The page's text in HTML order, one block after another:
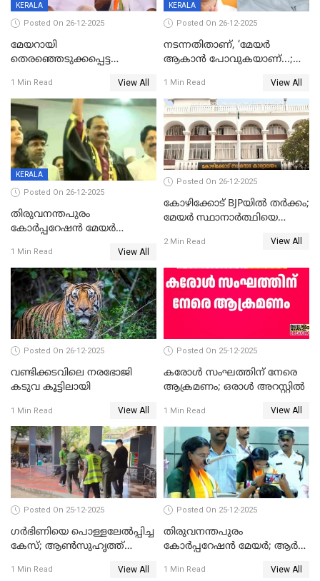
KERALA
Posted On 26-12-2025
മേയറായി
തെരഞ്ഞെടുക്കപ്പെട്ട
ആദ്യ വോട്ട് അസാധു; കണ്ണൂർ
ഡെപ്യൂട്ടി മേയർ സ്ഥാനത്ത്
താഹിറിന് വിജയം
1 Min Read View All
KERALA
Posted On 26-12-2025
നടന്നതിതാണ്, ‘മേയർ
ആകാൻ പോവുകയാണ്...;
മുഖ്യമന്ത്രിയുടെ ഓഫീസ്
തന്നെ വിശദീകരിയ്ക്കുന്നു;
സത്യമിതാണ്
1 Min Read View All
KERALA
Posted On 26-12-2025
തിരുവനന്തപുരം
കോര്‍പ്പറേഷന്‍ മേയര്‍
ഹൈക്കോടതിയിലേക്ക്;
സത്യപ്രതിജ്ഞ ചടങ്ങില്‍
ചട്ടലംഘനമെന്ന് പാർട്ടി
1 Min Read View All
Posted On 26-12-2025
കോഴിക്കോട് BJPയിൽ തർക്കം;
മേയർ സ്ഥാനാർത്ഥിയെ
2 Min Read View All
Posted On 26-12-2025
വണ്ടിക്കടവിലെ നരഭോജി
കടുവ കൂട്ടിലായി
1 Min Read View All
Posted On 25-12-2025
കരോള്‍ സംഘത്തിന് നേരെ
ആക്രമണം; ഒരാള്‍ അറസ്റ്റില്‍
1 Min Read View All
Posted On 25-12-2025
ഗര്‍ഭിണിയെ പൊള്ളലേല്‍പ്പിച്ച
കേസ്; ആണ്‍സുഹൃത്ത്
1 Min Read View All
Posted On 25-12-2025
തിരുവനന്തപുരം
കോര്‍പ്പറേഷന്‍ മേയർ; ആര്‍
1 Min Read View All